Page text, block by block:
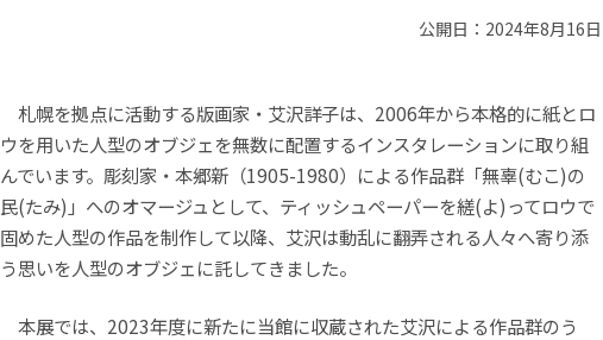
公開日：2024年8月16日
札幌を拠点に活動する版画家・艾沢詳子は、2006年から本格的に紙とロ
ウを用いた人型のオブジェを無数に配置するインスタレーションに取り組
んでいます。彫刻家・本郷新（1905-1980）による作品群「無辜(むこ)の
民(たみ)」へのオマージュとして、ティッシュペーパーを縒(よ)ってロウで
固めた人型の作品を制作して以降、艾沢は動乱に翻弄される人々へ寄り添
う思いを人型のオブジェに託してきました。
本展では、2023年度に新たに当館に収蔵された艾沢による作品群のう